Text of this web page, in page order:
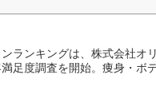
ランキングは、株式会社オ
足度調査を開始。痩身・ボ